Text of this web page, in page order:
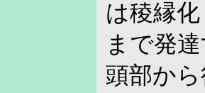
は稜縁
まで発
頭部か